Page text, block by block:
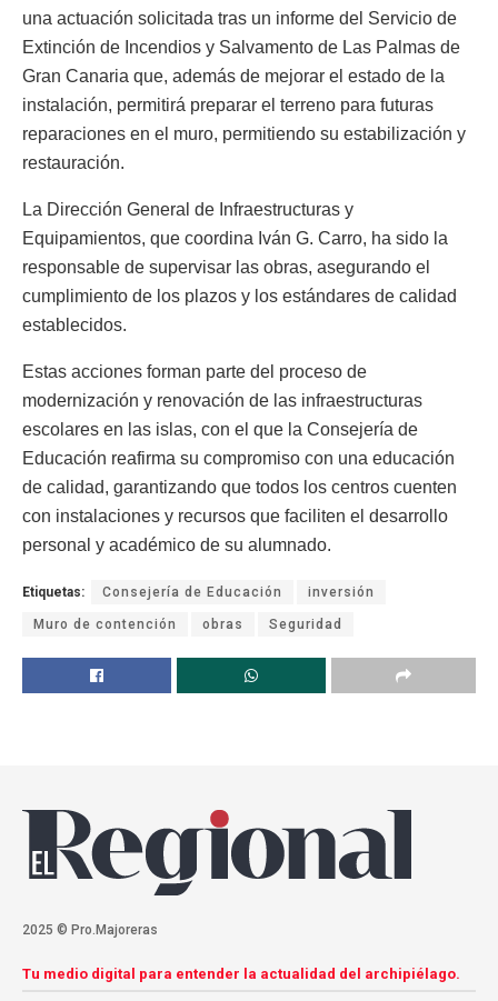
una actuación solicitada tras un informe del Servicio de
Extinción de Incendios y Salvamento de Las Palmas de
Gran Canaria que, además de mejorar el estado de la
instalación, permitirá preparar el terreno para futuras
reparaciones en el muro, permitiendo su estabilización y
restauración.
La Dirección General de Infraestructuras y
Equipamientos, que coordina Iván G. Carro, ha sido la
responsable de supervisar las obras, asegurando el
cumplimiento de los plazos y los estándares de calidad
establecidos.
Estas acciones forman parte del proceso de
modernización y renovación de las infraestructuras
escolares en las islas, con el que la Consejería de
Educación reafirma su compromiso con una educación
de calidad, garantizando que todos los centros cuenten
con instalaciones y recursos que faciliten el desarrollo
personal y académico de su alumnado.
Etiquetas: Consejería de Educación inversión
Muro de contención obras Seguridad
2025 © Pro.Majoreras
Tu medio digital para entender la actualidad del archipiélago.